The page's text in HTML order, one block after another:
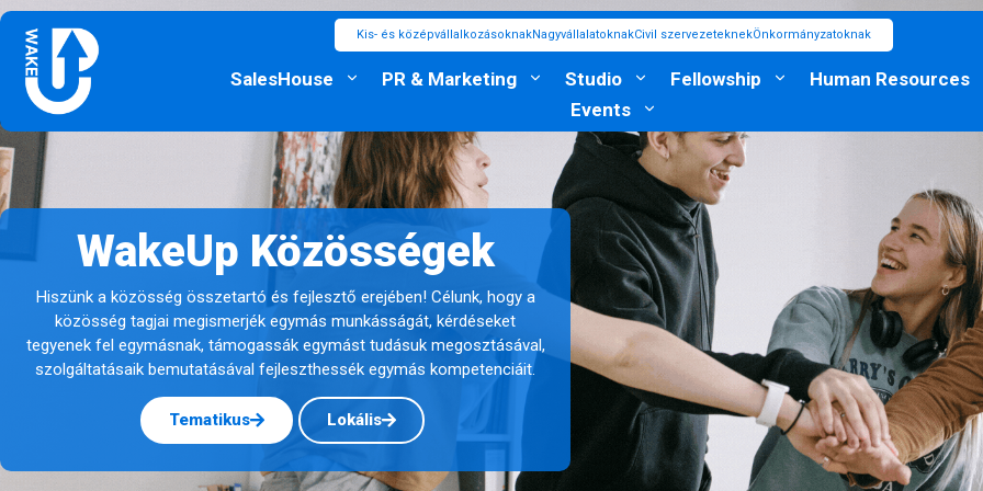
Kis- és középvállalkozásoknakNagyvállalatoknakCivil szervezeteknekÖnkormányzatoknak
SalesHouse PR & Marketing Studio Fellowship
Human Resources
Events
WakeUp Közösségek
Hiszünk a közösség összetartó és fejlesztő erejében! Célunk, hogy a
közösség tagjai megismerjék egymás munkásságát, kérdéseket
tegyenek fel egymásnak, támogassák egymást tudásuk megosztásával,
szolgáltatásaik bemutatásával fejleszthessék egymás kompetenciáit.
Tematikus Lokális